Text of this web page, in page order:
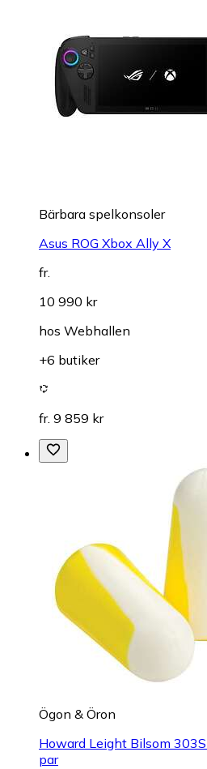
Bärbara spelkonsoler
Asus ROG Xbox Ally X
fr.
10 990 kr
hos Webhallen
+6 butiker
fr. 9 859 kr
Ögon & Öron
Howard Leight Bilsom
par